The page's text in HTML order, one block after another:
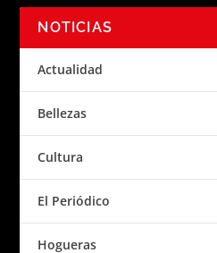
NOTICIAS
Actualidad
Bellezas
Cultura
El Periódico
Hogueras